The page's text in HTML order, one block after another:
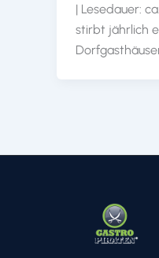
| Lesedauer:
stirbt jährlich